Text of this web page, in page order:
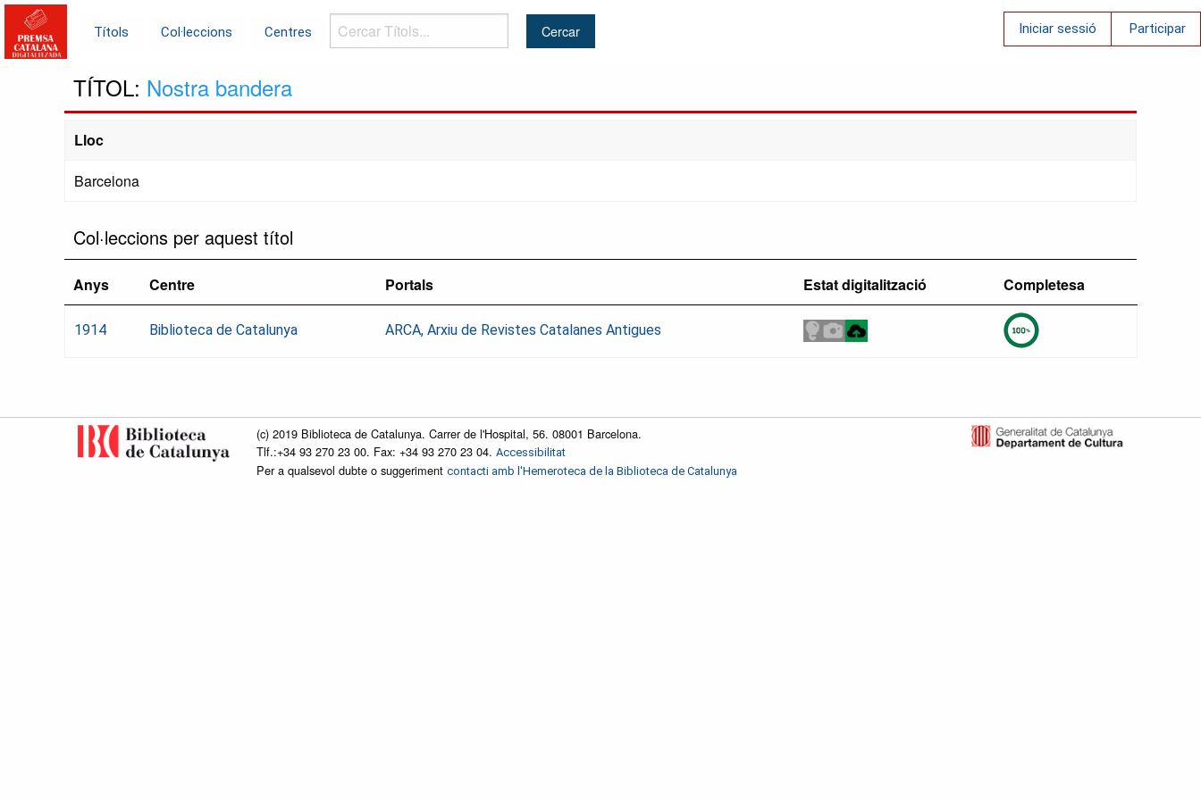
Títols Col·leccions Centres
Cercar
Títols...
Iniciar sessió Participar
TÍTOL: Nostra bandera
Lloc
Barcelona
Col·leccions per aquest títol
Anys Centre Portals Estat digitalització Completesa
1914 Biblioteca de Catalunya ARCA, Arxiu de Revistes Catalanes Antigues
(c) 2019 Biblioteca de Catalunya. Carrer de l'Hospital, 56. 08001 Barcelona.
Tlf.:+34 93 270 23 00. Fax: +34 93 270 23 04. Accessibilitat
Per a qualsevol dubte o suggeriment contacti amb l'Hemeroteca de la Biblioteca de Catalunya